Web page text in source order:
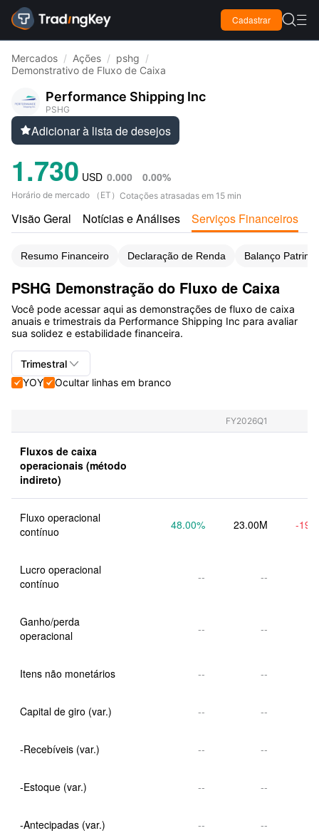
Cadastrar  
Mercados / Ações / pshg /
Demonstrativo de Fluxo de Caixa
Performance Shipping Inc
PSHG
Adicionar à lista de desejos
1.730 USD 0.000 0.00%
Horário de mercado （ ET ） Cotações atrasadas em 15 min
Visão Geral Notícias e Análises Serviços Financeiros
Resumo Financeiro Declaração de Renda Balanço
PSHG Demonstração do Fluxo de Caixa
Você pode acessar aqui as demonstrações de fluxo de caixa
anuais e trimestrais da Performance Shipping Inc para avaliar
sua solidez e estabilidade financeira.
Trimestral 
YOYOcultar linhas em branco
FY2026Q1
Fluxos de caixa
operacionais (método
indireto)
Fluxo operacional
contínuo
48.00% 23.00M -
Lucro operacional
contínuo
-- --
Ganho/perda
operacional
-- --
Itens não monetários -- --
Capital de giro (var.) -- --
-Recebíveis (var.) -- --
-Estoque (var.) -- --
-Antecipadas (var.) -- --